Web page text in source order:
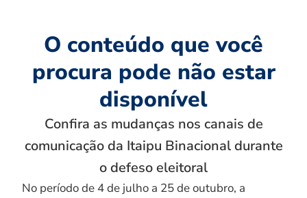
O conteúdo que você
procura pode não estar
disponível
Confira as mudanças nos canais de
comunicação da Itaipu Binacional durante
o defeso eleitoral
No período de 4 de julho a 25 de outubro, a